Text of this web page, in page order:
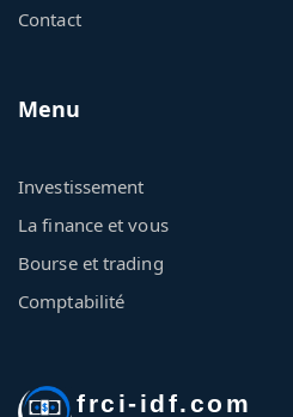
Contact
Menu
Investissement
La finance et vous
Bourse et trading
Comptabilité
frci-idf.com